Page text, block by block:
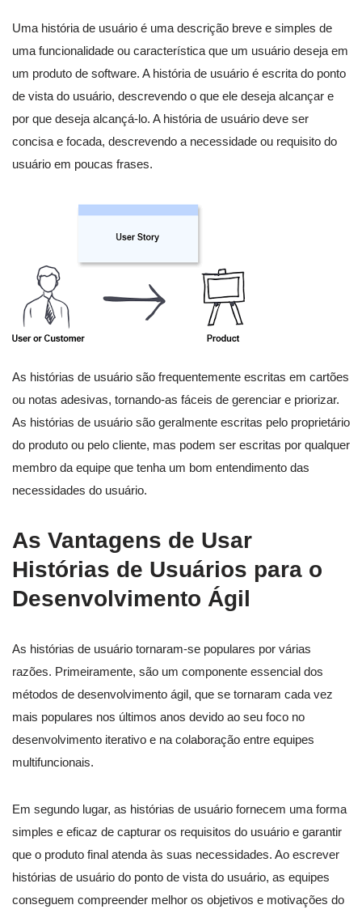
Uma história de usuário é uma descrição breve e simples de
uma funcionalidade ou característica que um usuário deseja em
um produto de software. A história de usuário é escrita do ponto
de vista do usuário, descrevendo o que ele deseja alcançar e
por que deseja alcançá-lo. A história de usuário deve ser
concisa e focada, descrevendo a necessidade ou requisito do
usuário em poucas frases.
As histórias de usuário são frequentemente escritas em cartões
ou notas adesivas, tornando-as fáceis de gerenciar e priorizar.
As histórias de usuário são geralmente escritas pelo proprietário
do produto ou pelo cliente, mas podem ser escritas por qualquer
membro da equipe que tenha um bom entendimento das
necessidades do usuário.
As Vantagens de Usar
Histórias de Usuários para o
Desenvolvimento Ágil
As histórias de usuário tornaram-se populares por várias
razões. Primeiramente, são um componente essencial dos
métodos de desenvolvimento ágil, que se tornaram cada vez
mais populares nos últimos anos devido ao seu foco no
desenvolvimento iterativo e na colaboração entre equipes
multifuncionais.
Em segundo lugar, as histórias de usuário fornecem uma forma
simples e eficaz de capturar os requisitos do usuário e garantir
que o produto final atenda às suas necessidades. Ao escrever
histórias de usuário do ponto de vista do usuário, as equipes
conseguem compreender melhor os objetivos e motivações do